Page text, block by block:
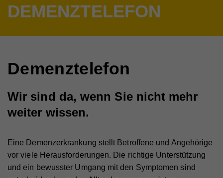
DEMENZTELEFON
Demenztelefon
Wir sind da, wenn Sie nicht mehr
weiter wissen.
Eine Demenzerkrankung stellt Betroffene und Angehörige
vor viele Herausforderungen. Die richtige Unterstützung
und ein bewusster Umgang mit den Symptomen sind